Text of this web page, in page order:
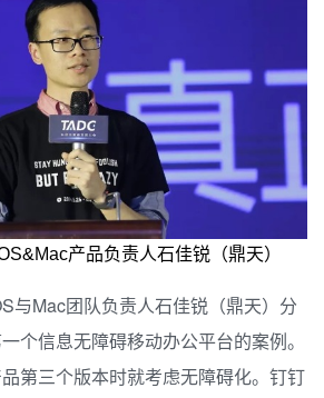
产品负责人石佳锐（鼎天）
与Mac团队负责人石佳锐（鼎天）分
个信息无障碍移动办公平台的案例。
第三个版本时就考虑无障碍化。钉钉